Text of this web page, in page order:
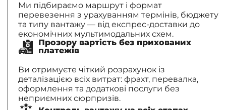
Ми підбираємо маршрут і формат
перевезення з урахуванням термінів, бюджету
та типу вантажу — від експрес-доставки до
економічних мультимодальних схем.
Прозору вартість без прихованих
платежів
Ви отримуєте чіткий розрахунок із
деталізацією всіх витрат: фрахт, перевалка,
оформлення та додаткові послуги без
неприємних сюрпризів.